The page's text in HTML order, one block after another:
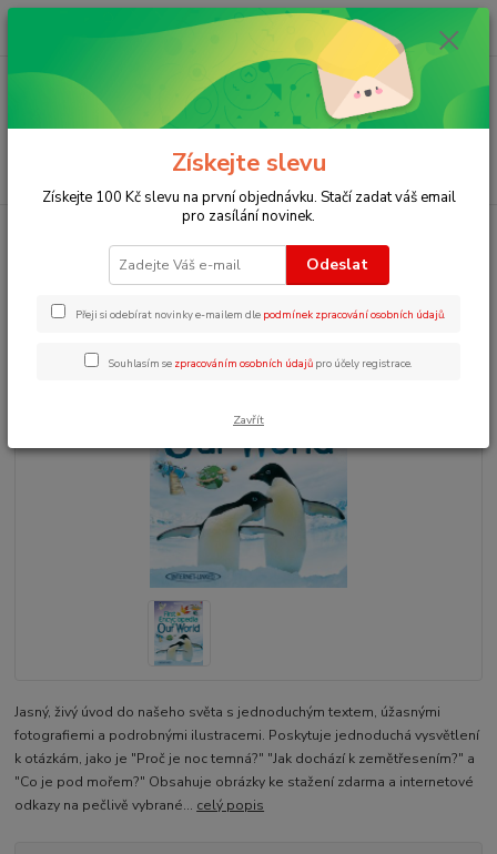
Menu
ks
0 Kč
Encyklopedie pro děti od 4 let
First encyclopedia of Our world
Jasný, živý úvod do našeho světa s jednoduchým textem, úžasnými
fotografiemi a podrobnými ilustracemi. Poskytuje jednoduchá vysvětlení
k otázkám, jako je "Proč je noc temná?" "Jak dochází k zemětřesením?" a
"Co je pod mořem?" Obsahuje obrázky ke stažení zdarma a internetové
odkazy na pečlivě vybrané... celý popis
Získejte slevu
Získejte 100 Kč slevu na první objednávku. Stačí zadat váš email
pro zasílání novinek.
Odeslat
Přeji si odebírat novinky e-mailem dle podmínek zpracování osobních údajů.
Souhlasím se zpracováním osobních údajů pro účely registrace.
Zavřít